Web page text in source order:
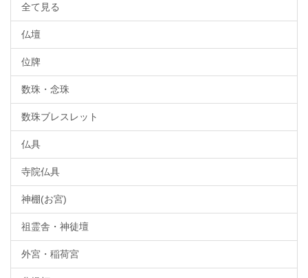
全て見る
仏壇
位牌
数珠・念珠
数珠ブレスレット
仏具
寺院仏具
神棚(お宮)
祖霊舎・神徒壇
外宮・稲荷宮